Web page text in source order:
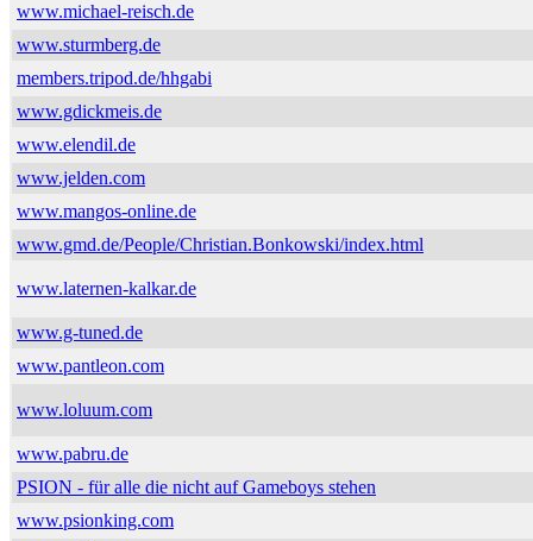
www.michael-reisch.de
www.sturmberg.de
members.tripod.de/hhgabi
www.gdickmeis.de
www.elendil.de
www.jelden.com
www.mangos-online.de
www.gmd.de/People/Christian.Bonkowski/index.html
www.laternen-kalkar.de
www.g-tuned.de
www.pantleon.com
www.loluum.com
www.pabru.de
PSION - für alle die nicht auf Gameboys stehen
www.psionking.com